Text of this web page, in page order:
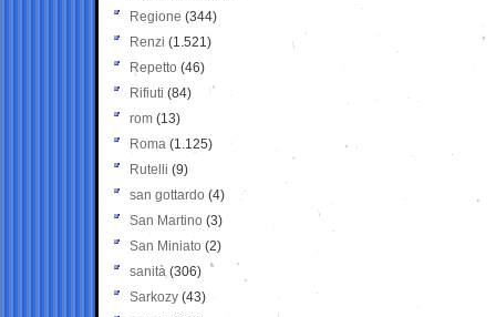
Regione (344)
Renzi (1.521)
Repetto (46)
Rifiuti (84)
rom (13)
Roma (1.125)
Rutelli (9)
san gottardo (4)
San Martino (3)
San Miniato (2)
sanità (306)
Sarkozy (43)